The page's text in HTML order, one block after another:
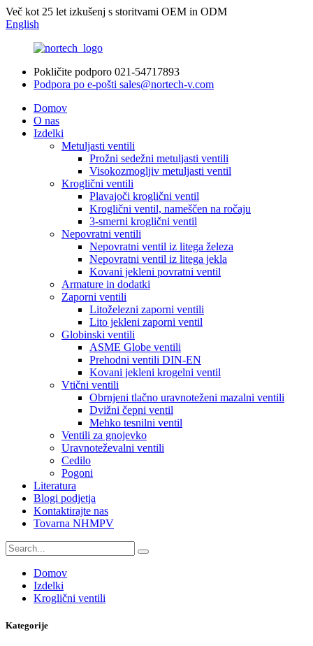
Več kot 25 let izkušenj s storitvami OEM in ODM
English
Pokličite podporo 021-54717893
Podpora po e-pošti sales@nortech-v.com
Domov
O nas
Izdelki
Metuljasti ventili
Prožni sedežni metuljasti ventili
Visokozmogljiv metuljasti ventil
Kroglični ventili
Plavajoči kroglični ventil
Kroglični ventil, nameščen na ročaju
3-smerni kroglični ventil
Nepovratni ventili
Nepovratni ventil iz litega železa
Nepovratni ventil iz litega jekla
Kovani jekleni povratni ventil
Armature in dodatki
Zaporni ventili
Litoželezni zaporni ventili
Lito jekleni zaporni ventil
Globinski ventili
ASME Globe ventili
Prehodni ventili DIN-EN
Kovani jekleni krogelni ventil
Vtični ventili
Obrnjeni tlačno uravnoteženi mazalni ventili
Dvižni čepni ventil
Mehko tesnilni ventil
Ventili za gnojevko
Uravnoteževalni ventili
Cedilo
Pogoni
Literatura
Blogi podjetja
Kontaktirajte nas
Tovarna NHMPV
Domov
Izdelki
Kroglični ventili
Kategorije